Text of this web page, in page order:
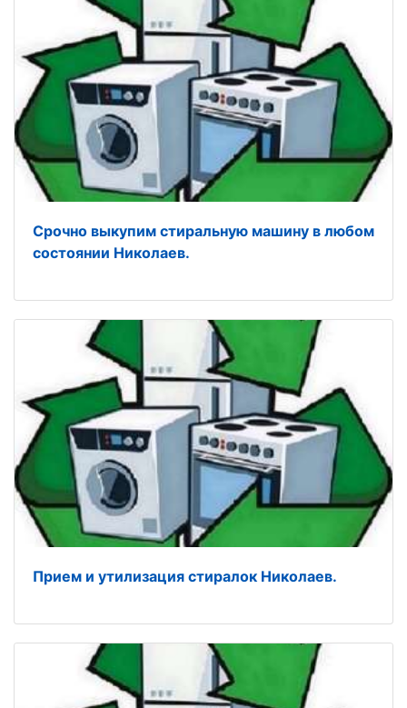
Срочно выкупим стиральную машину в любом
состоянии Николаев.
Прием и утилизация стиралок Николаев.